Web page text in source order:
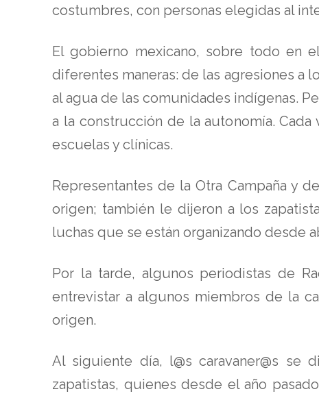
costumbres, con personas elegidas al
El gobierno mexicano, sobre todo en
diferentes maneras: de las agresiones a
al agua de las comunidades indígenas.
a la construcción de la autonomía.
escuelas y clínicas.
Representantes de la Otra Campaña y
origen; también le dijeron a los
luchas que se están organizando desde
Por la tarde, algunos periodistas de
entrevistar a algunos miembros de la
origen.
Al siguiente día, l@s caravaner@s
zapatistas, quienes desde el año